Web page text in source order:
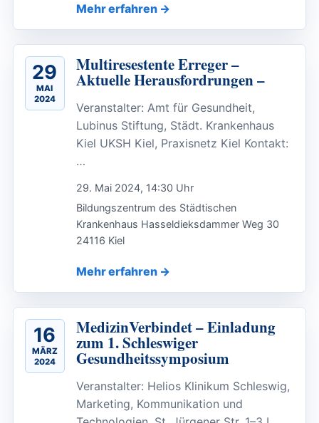
Mehr erfahren
29
MAI
2024
Multiresestente Erreger –
Aktuelle Herausfordrungen –
Veranstalter: Amt für Gesundheit,
Lubinus Stiftung, Städt. Krankenhaus
Kiel UKSH Kiel, Praxisnetz Kiel Kontakt:
…
29. Mai 2024, 14:30 Uhr
Bildungszentrum des Städtischen
Krankenhaus Hasseldieksdammer Weg 30
24116 Kiel
Mehr erfahren
16
MÄRZ
2024
MedizinVerbindet – Einladung
zum 1. Schleswiger
Gesundheitssymposium
Veranstalter: Helios Klinikum Schleswig,
Marketing, Kommunikation und